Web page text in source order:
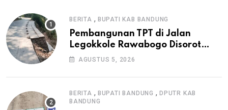
BERITA , BUPATI KAB BANDUNG
Pembangunan TPT di Jalan
Legokkole Rawabogo Disorot
Warga, Selesai Tanpa Papan
AGUSTUS 5, 2026
BERITA , BUPATI BANDUNG ,DPUTR KAB
BANDUNG